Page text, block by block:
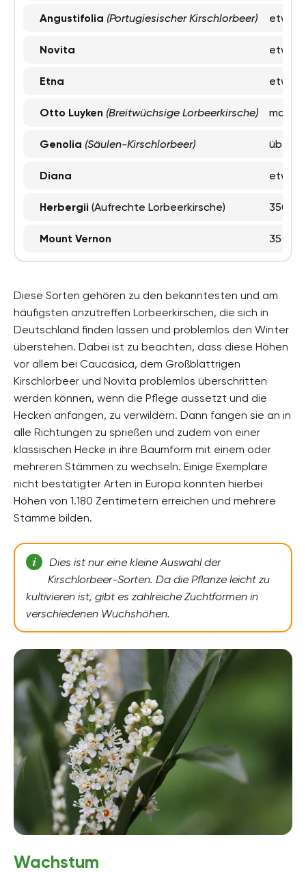
Angustifolia (Portugiesischer Kirschlorbeer) etwa
Novita etwa
Etna etwa
Otto Luyken (Breitwüchsige Lorbeerkirsche)
Genolia (Säulen-Kirschlorbeer) über
Diana etwa
Herbergii (Aufrechte Lorbeerkirsche) 350
Mount Vernon 35
Diese Sorten gehören zu den bekanntesten und am
häufigsten anzutreffen Lorbeerkirschen, die sich in
Deutschland finden lassen und problemlos den Winter
überstehen. Dabei ist zu beachten, dass diese Höhen
vor allem bei Caucasica, dem Großblättrigen
Kirschlorbeer und Novita problemlos überschritten
werden können, wenn die Pflege aussetzt und die
Hecken anfangen, zu verwildern. Dann fangen sie an in
alle Richtungen zu sprießen und zudem von einer
klassischen Hecke in ihre Baumform mit einem oder
mehreren Stämmen zu wechseln. Einige Exemplare
nicht bestätigter Arten in Europa konnten hierbei
Höhen von 1.180 Zentimetern erreichen und mehrere
Stämme bilden.
Dies ist nur eine kleine Auswahl der
Kirschlorbeer-Sorten. Da die Pflanze leicht zu
kultivieren ist, gibt es zahlreiche Zuchtformen in
verschiedenen Wuchshöhen.
Wachstum